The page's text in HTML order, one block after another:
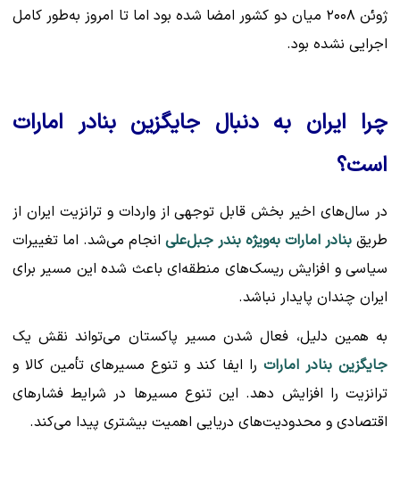
ژوئن ۲۰۰۸ میان دو کشور امضا شده بود اما تا امروز به‌طور کامل
اجرایی نشده بود.
چرا ایران به دنبال جایگزین بنادر امارات
است؟
در سال‌های اخیر بخش قابل توجهی از واردات و ترانزیت ایران از
طریق بنادر امارات به‌ویژه بندر جبل‌علی انجام می‌شد. اما تغییرات
سیاسی و افزایش ریسک‌های منطقه‌ای باعث شده این مسیر برای
ایران چندان پایدار نباشد.
به همین دلیل، فعال شدن مسیر پاکستان می‌تواند نقش یک
جایگزین بنادر امارات را ایفا کند و تنوع مسیرهای تأمین کالا و
ترانزیت را افزایش دهد. این تنوع مسیرها در شرایط فشارهای
اقتصادی و محدودیت‌های دریایی اهمیت بیشتری پیدا می‌کند.